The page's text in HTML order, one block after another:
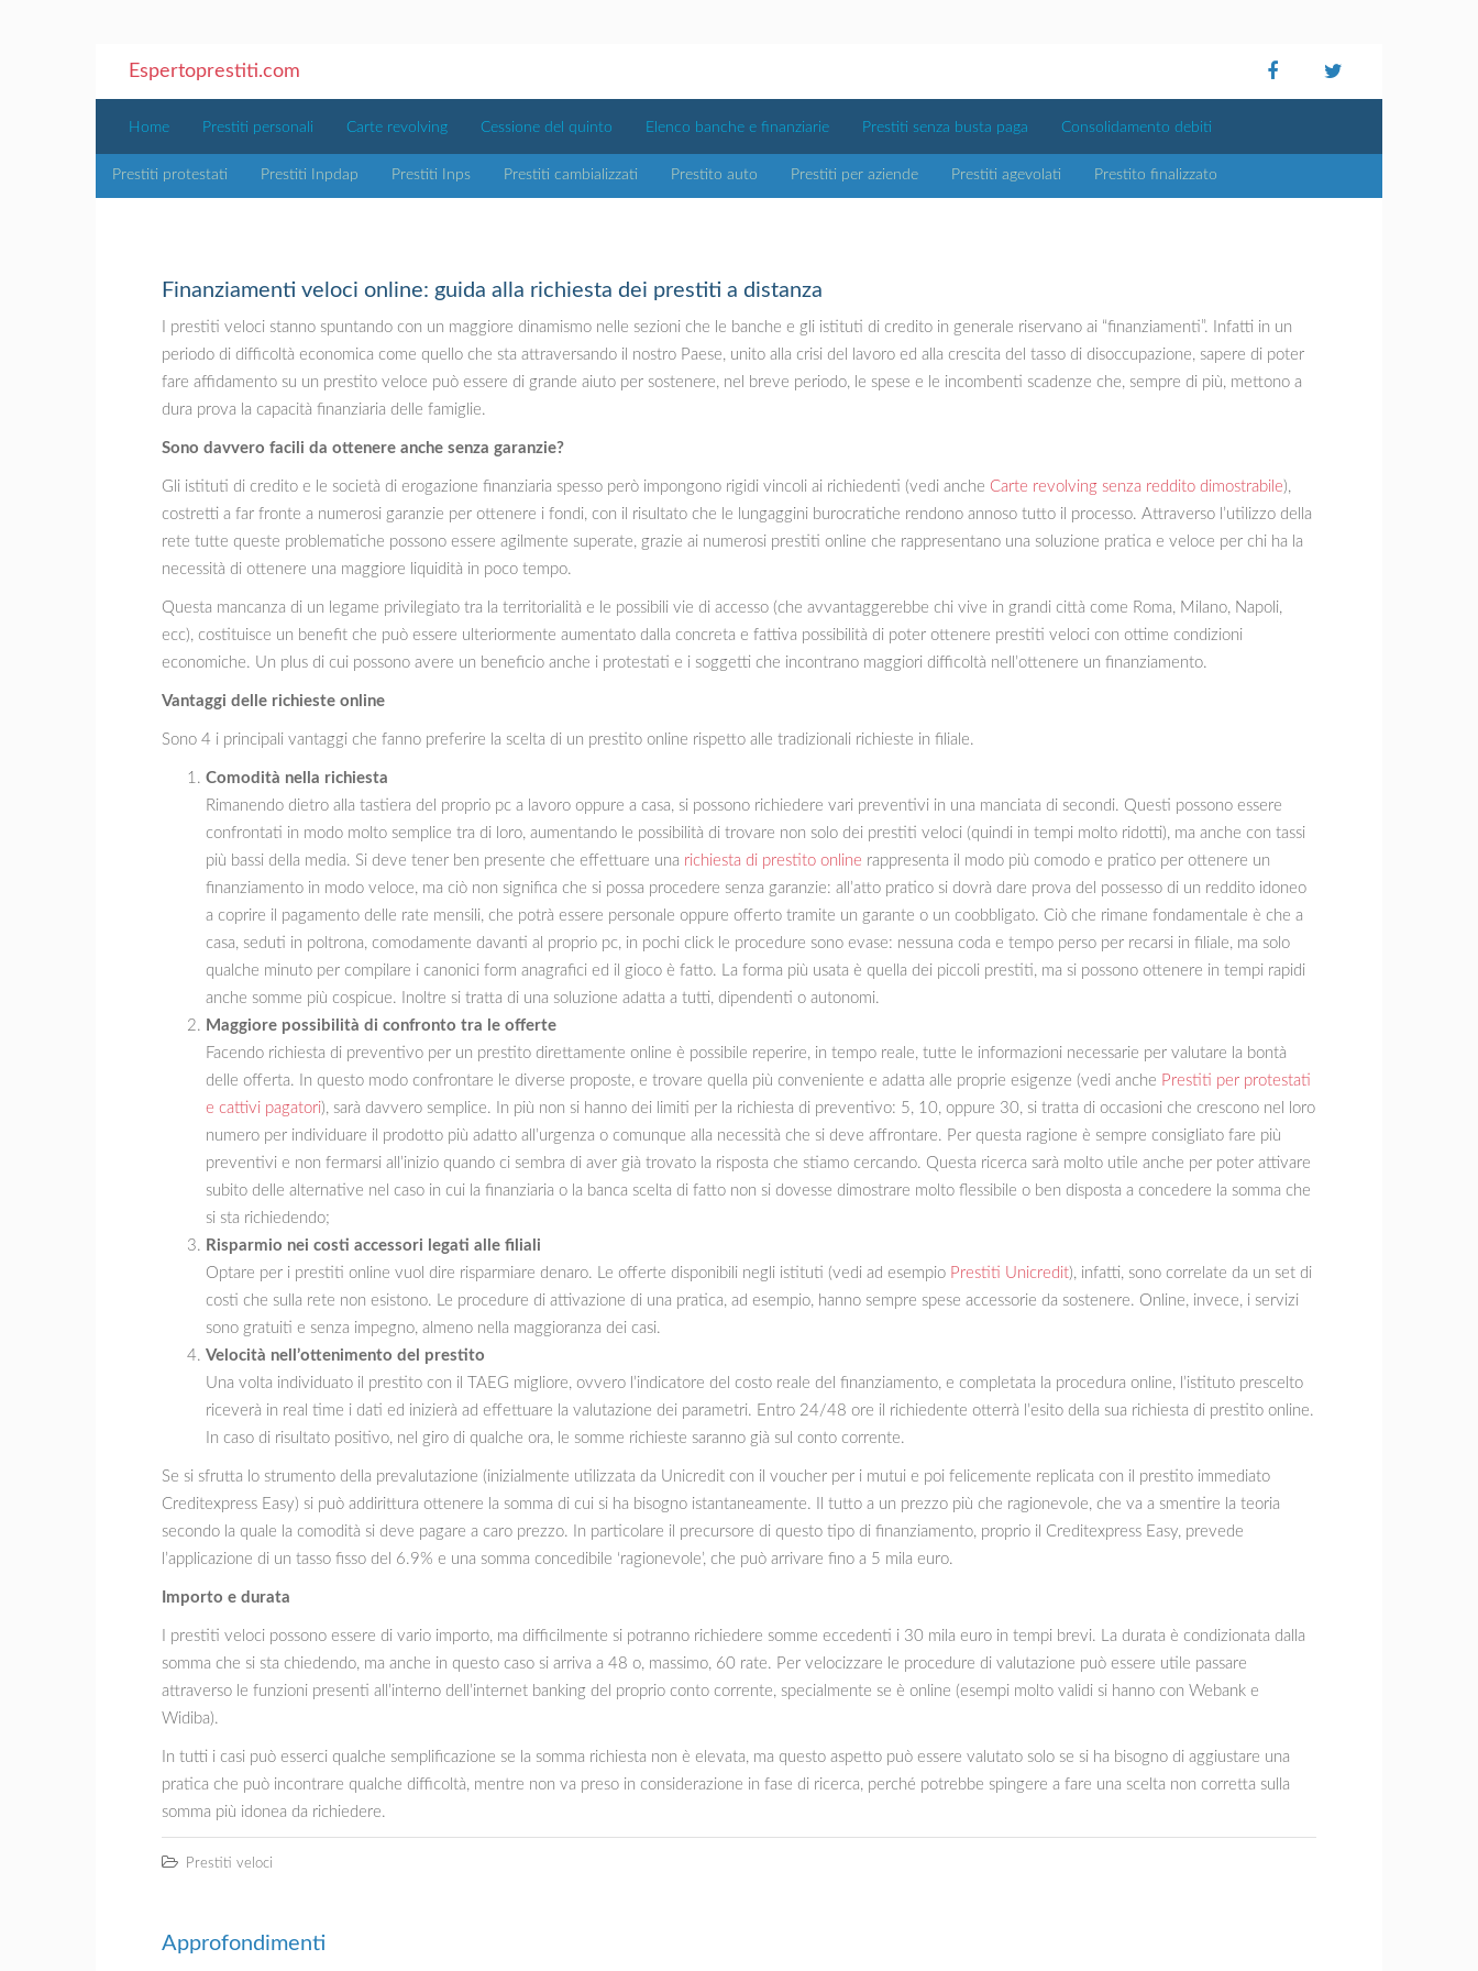
Espertoprestiti.com
Home Prestiti personali Carte revolving Cessione del quinto Elenco banche e finanziarie Prestiti senza busta paga Consolidamento debiti
Prestiti protestati Prestiti Inpdap Prestiti Inps Prestiti cambializzati Prestito auto Prestiti per aziende Prestiti agevolati Prestito finalizzato
Finanziamenti veloci online: guida alla richiesta dei prestiti a distanza
I prestiti veloci stanno spuntando con un maggiore dinamismo nelle sezioni che le banche e gli istituti di credito in generale riservano ai “finanziamenti”. Infatti in un
periodo di difficoltà economica come quello che sta attraversando il nostro Paese, unito alla crisi del lavoro ed alla crescita del tasso di disoccupazione, sapere di poter
fare affidamento su un prestito veloce può essere di grande aiuto per sostenere, nel breve periodo, le spese e le incombenti scadenze che, sempre di più, mettono a
dura prova la capacità finanziaria delle famiglie.
Sono davvero facili da ottenere anche senza garanzie?
Gli istituti di credito e le società di erogazione finanziaria spesso però impongono rigidi vincoli ai richiedenti (vedi anche Carte revolving senza reddito dimostrabile),
costretti a far fronte a numerosi garanzie per ottenere i fondi, con il risultato che le lungaggini burocratiche rendono annoso tutto il processo. Attraverso l’utilizzo della
rete tutte queste problematiche possono essere agilmente superate, grazie ai numerosi prestiti online che rappresentano una soluzione pratica e veloce per chi ha la
necessità di ottenere una maggiore liquidità in poco tempo.
Questa mancanza di un legame privilegiato tra la territorialità e le possibili vie di accesso (che avvantaggerebbe chi vive in grandi città come Roma, Milano, Napoli,
ecc), costituisce un benefit che può essere ulteriormente aumentato dalla concreta e fattiva possibilità di poter ottenere prestiti veloci con ottime condizioni
economiche. Un plus di cui possono avere un beneficio anche i protestati e i soggetti che incontrano maggiori difficoltà nell’ottenere un finanziamento.
Vantaggi delle richieste online
Sono 4 i principali vantaggi che fanno preferire la scelta di un prestito online rispetto alle tradizionali richieste in filiale.
Comodità nella richiesta
Rimanendo dietro alla tastiera del proprio pc a lavoro oppure a casa, si possono richiedere vari preventivi in una manciata di secondi. Questi possono essere
confrontati in modo molto semplice tra di loro, aumentando le possibilità di trovare non solo dei prestiti veloci (quindi in tempi molto ridotti), ma anche con tassi
più bassi della media. Si deve tener ben presente che effettuare una richiesta di prestito online rappresenta il modo più comodo e pratico per ottenere un
finanziamento in modo veloce, ma ciò non significa che si possa procedere senza garanzie: all’atto pratico si dovrà dare prova del possesso di un reddito idoneo
a coprire il pagamento delle rate mensili, che potrà essere personale oppure offerto tramite un garante o un coobbligato. Ciò che rimane fondamentale è che a
casa, seduti in poltrona, comodamente davanti al proprio pc, in pochi click le procedure sono evase: nessuna coda e tempo perso per recarsi in filiale, ma solo
qualche minuto per compilare i canonici form anagrafici ed il gioco è fatto. La forma più usata è quella dei piccoli prestiti, ma si possono ottenere in tempi rapidi
anche somme più cospicue. Inoltre si tratta di una soluzione adatta a tutti, dipendenti o autonomi.
Maggiore possibilità di confronto tra le offerte
Facendo richiesta di preventivo per un prestito direttamente online è possibile reperire, in tempo reale, tutte le informazioni necessarie per valutare la bontà
delle offerta. In questo modo confrontare le diverse proposte, e trovare quella più conveniente e adatta alle proprie esigenze (vedi anche Prestiti per protestati
e cattivi pagatori), sarà davvero semplice. In più non si hanno dei limiti per la richiesta di preventivo: 5, 10, oppure 30, si tratta di occasioni che crescono nel loro
numero per individuare il prodotto più adatto all’urgenza o comunque alla necessità che si deve affrontare. Per questa ragione è sempre consigliato fare più
preventivi e non fermarsi all’inizio quando ci sembra di aver già trovato la risposta che stiamo cercando. Questa ricerca sarà molto utile anche per poter attivare
subito delle alternative nel caso in cui la finanziaria o la banca scelta di fatto non si dovesse dimostrare molto flessibile o ben disposta a concedere la somma che
si sta richiedendo;
Risparmio nei costi accessori legati alle filiali
Optare per i prestiti online vuol dire risparmiare denaro. Le offerte disponibili negli istituti (vedi ad esempio Prestiti Unicredit), infatti, sono correlate da un set di
costi che sulla rete non esistono. Le procedure di attivazione di una pratica, ad esempio, hanno sempre spese accessorie da sostenere. Online, invece, i servizi
sono gratuiti e senza impegno, almeno nella maggioranza dei casi.
Velocità nell’ottenimento del prestito
Una volta individuato il prestito con il TAEG migliore, ovvero l’indicatore del costo reale del finanziamento, e completata la procedura online, l’istituto prescelto
riceverà in real time i dati ed inizierà ad effettuare la valutazione dei parametri. Entro 24/48 ore il richiedente otterrà l’esito della sua richiesta di prestito online.
In caso di risultato positivo, nel giro di qualche ora, le somme richieste saranno già sul conto corrente.
Se si sfrutta lo strumento della prevalutazione (inizialmente utilizzata da Unicredit con il voucher per i mutui e poi felicemente replicata con il prestito immediato
Creditexpress Easy) si può addirittura ottenere la somma di cui si ha bisogno istantaneamente. Il tutto a un prezzo più che ragionevole, che va a smentire la teoria
secondo la quale la comodità si deve pagare a caro prezzo. In particolare il precursore di questo tipo di finanziamento, proprio il Creditexpress Easy, prevede
l’applicazione di un tasso fisso del 6.9% e una somma concedibile ‘ragionevole’, che può arrivare fino a 5 mila euro.
Importo e durata
I prestiti veloci possono essere di vario importo, ma difficilmente si potranno richiedere somme eccedenti i 30 mila euro in tempi brevi. La durata è condizionata dalla
somma che si sta chiedendo, ma anche in questo caso si arriva a 48 o, massimo, 60 rate. Per velocizzare le procedure di valutazione può essere utile passare
attraverso le funzioni presenti all’interno dell’internet banking del proprio conto corrente, specialmente se è online (esempi molto validi si hanno con Webank e
Widiba).
In tutti i casi può esserci qualche semplificazione se la somma richiesta non è elevata, ma questo aspetto può essere valutato solo se si ha bisogno di aggiustare una
pratica che può incontrare qualche difficoltà, mentre non va preso in considerazione in fase di ricerca, perché potrebbe spingere a fare una scelta non corretta sulla
somma più idonea da richiedere.
Prestiti veloci
Approfondimenti